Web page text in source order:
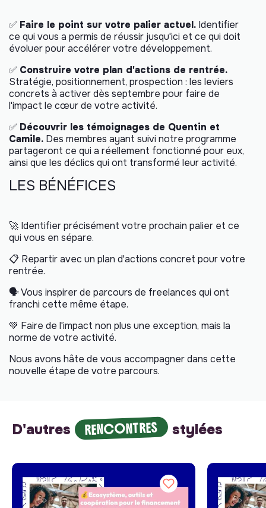
✅ Faire le point sur votre palier actuel. Identifier
ce qui vous a permis de réussir jusqu'ici et ce qui doit
évoluer pour accélérer votre développement.
✅ Construire votre plan d'actions de rentrée.
Stratégie, positionnement, prospection : les leviers
concrets à activer dès septembre pour faire de
l'impact le cœur de votre activité.
✅ Découvrir les témoignages de Quentin et
Camile. Des membres ayant suivi notre programme
partageront ce qui a réellement fonctionné pour eux,
ainsi que les déclics qui ont transformé leur activité.
LES BÉNÉFICES
🚀 Identifier précisément votre prochain palier et ce
qui vous en sépare.
📋 Repartir avec un plan d'actions concret pour votre
rentrée.
🗣️ Vous inspirer de parcours de freelances qui ont
franchi cette même étape.
💚 Faire de l'impact non plus une exception, mais la
norme de votre activité.
Nous avons hâte de vous accompagner dans cette
nouvelle étape de votre parcours.
D'autres RENCONTRES stylées